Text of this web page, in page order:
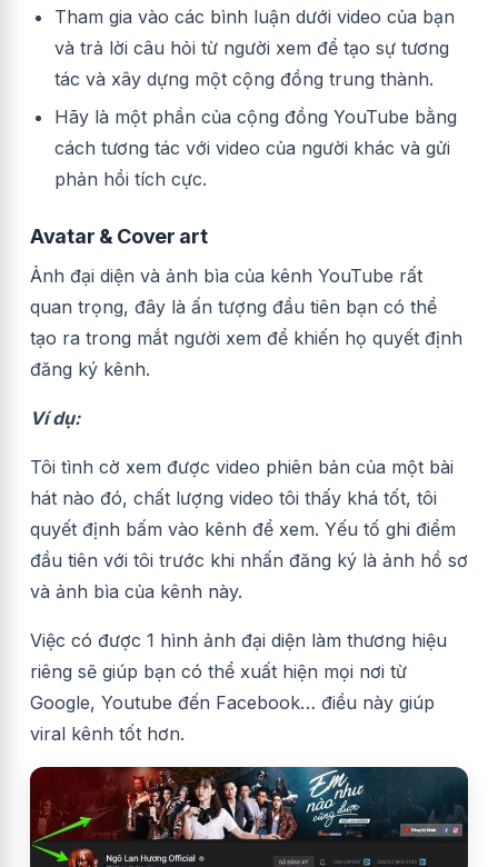
Tham gia vào các bình luận dưới video của bạn
và trả lời câu hỏi từ người xem để tạo sự tương
tác và xây dựng một cộng đồng trung thành.
Hãy là một phần của cộng đồng YouTube bằng
cách tương tác với video của người khác và gửi
phản hồi tích cực.
Avatar & Cover art
Ảnh đại diện và ảnh bìa của kênh YouTube rất
quan trọng, đây là ấn tượng đầu tiên bạn có thể
tạo ra trong mắt người xem để khiến họ quyết định
đăng ký kênh.
Ví dụ:
Tôi tình cờ xem được video phiên bản của một bài
hát nào đó, chất lượng video tôi thấy khá tốt, tôi
quyết định bấm vào kênh để xem. Yếu tố ghi điểm
đầu tiên với tôi trước khi nhấn đăng ký là ảnh hồ sơ
và ảnh bìa của kênh này.
Việc có được 1 hình ảnh đại diện làm thương hiệu
riêng sẽ giúp bạn có thể xuất hiện mọi nơi từ
Google, Youtube đến Facebook… điều này giúp
viral kênh tốt hơn.